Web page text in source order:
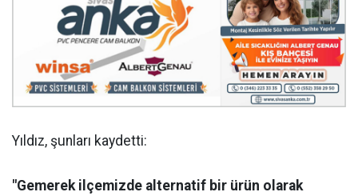
Yıldız, şunları kaydetti:
"Gemerek ilçemizde alternatif bir ürün olarak